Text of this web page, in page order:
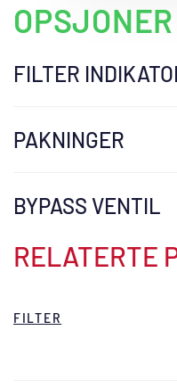
OPSJONER
FILTER
PAKNINGER
BYPASS VENTIL
RELATERTE
FILTER